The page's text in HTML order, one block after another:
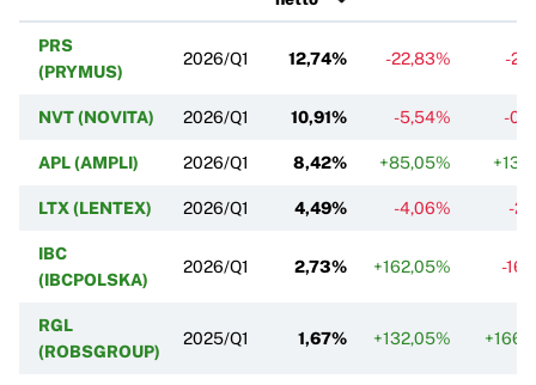
PRS
(PRYMUS)
2026/Q1 12,74% -22,83% -
NVT (NOVITA) 2026/Q1 10,91% -5,54% -
APL (AMPLI) 2026/Q1 8,42% +85,05%
LTX (LENTEX) 2026/Q1 4,49% -4,06% -
IBC
(IBCPOLSKA)
2026/Q1 2,73% +162,05% -
RGL
(ROBSGROUP)
2025/Q1 1,67% +132,05%